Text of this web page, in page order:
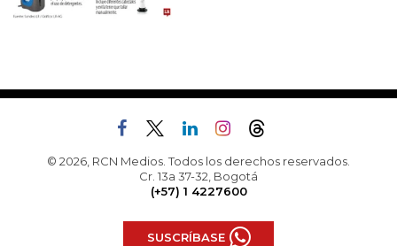
© 2026, RCN Medios. Todos los derechos reservados.
Cr. 13a 37-32, Bogotá
(+57) 1 4227600
SUSCRÍBASE